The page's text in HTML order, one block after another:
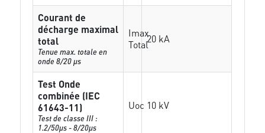
Courant de
décharge maximal
total
Tenue max. totale en
onde 8/20 µs
Imax
Total20 kA
Test Onde
combinée (IEC
61643-11)
Test de classe III :
1.2/50µs - 8/20µs
Uoc 10 kV